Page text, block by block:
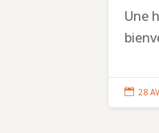
Une
 28